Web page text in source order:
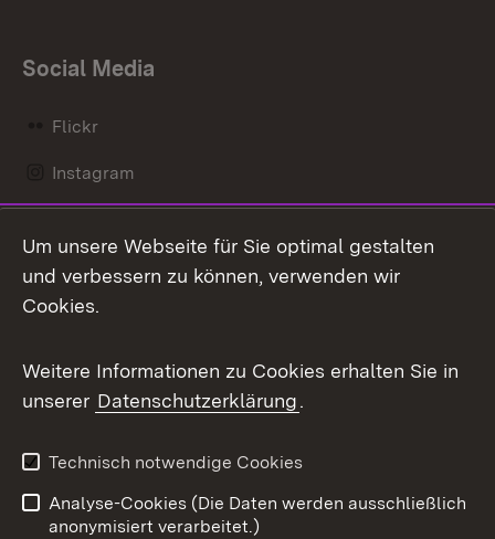
Social Media
Flickr
Instagram
Mastodon
Messenger
Social Wall
X / Twitter
Youtube
Um unsere Webseite für Sie optimal gestalten
und verbessern zu können, verwenden wir
Cookies.
Weitere Informationen zu Cookies erhalten Sie in
unserer Datenschutzerklärung.
Technisch notwendige Cookies
Analyse-Cookies (Die Daten werden ausschließlich
anonymisiert verarbeitet.)